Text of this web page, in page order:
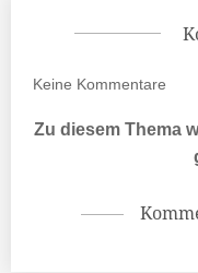
Keine Kommentare
Zu diesem Thema